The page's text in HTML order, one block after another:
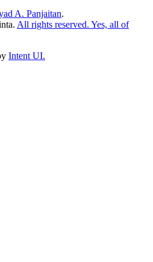
A. Panjaitan.
All rights reserved. Yes, all of
Intent UI.